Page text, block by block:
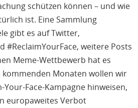
schützen können – und wie
ist. Eine Sammlung
gibt es auf Twitter,
#ReclaimYourFace, weitere Posts
Meme-Wettbewerb hat es
kommenden Monaten wollen wir
Face-Kampagne hinweisen,
europaweites Verbot